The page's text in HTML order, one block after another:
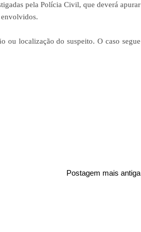
pela Polícia Civil, que deverá apurar
ou localização do suspeito. O caso segue
Postagem mais antiga